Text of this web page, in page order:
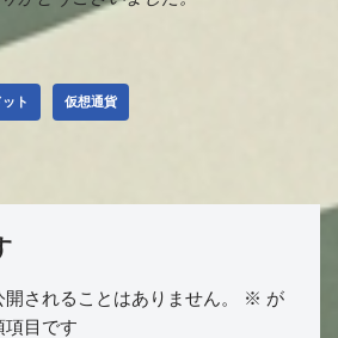
ト 仮想通貨
されることはありません。 ※ が
項目です